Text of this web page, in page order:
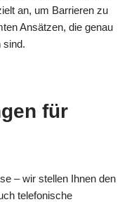
an, um Barrieren zu
Ansätzen, die genau
sind.
für
– wir stellen Ihnen den
telefonische